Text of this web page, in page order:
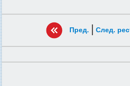
Пред. | След.